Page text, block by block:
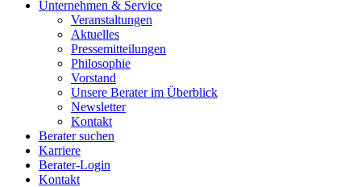
Unternehmen & Service
Veranstaltungen
Aktuelles
Pressemitteilungen
Philosophie
Vorstand
Unsere Berater im Überblick
Newsletter
Kontakt
Berater suchen
Karriere
Berater-Login
Kontakt